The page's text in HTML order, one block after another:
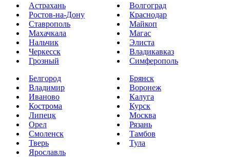
Астрахань
Волгоград
Ростов-на-Дону
Краснодар
Ставрополь
Майкоп
Махачкала
Магас
Нальчик
Элиста
Черкесск
Владикавказ
Грозный
Симферополь
Белгород
Брянск
Владимир
Воронеж
Иваново
Калуга
Кострома
Курск
Липецк
Москва
Орел
Рязань
Смоленск
Тамбов
Тверь
Тула
Ярославль